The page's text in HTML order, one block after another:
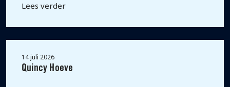
Lees verder
14 juli 2026
Quincy Hoeve